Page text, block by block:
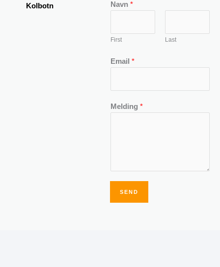
Kolbotn
Navn *
First Last
Email *
Melding *
SEND